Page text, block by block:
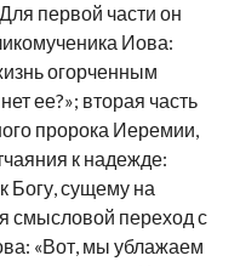
первой части он
Иова:
огорченным
ее?»; вторая часть
пророка Иеремии,
к надежде:
Богу, сущему на
смысловой переход с
«Вот, мы ублажаем